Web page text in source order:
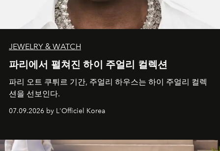
JEWELRY & WATCH
파리에서 펼쳐진 하이 주얼리 컬렉션
파리 오트 쿠튀르 기간, 주얼리 하우스는 하이 주얼리 컬렉
션을 선보인다.
07.09.2026 by L'Officiel Korea